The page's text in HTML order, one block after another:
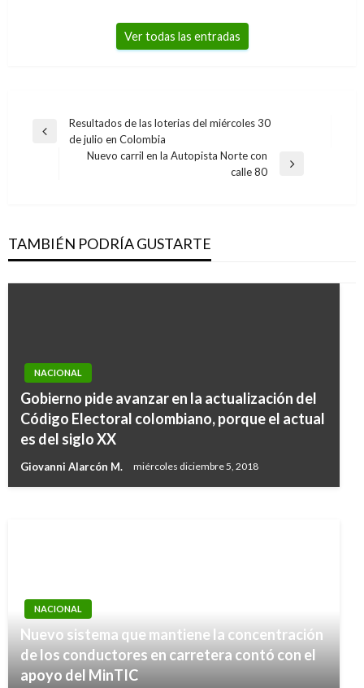
Ver todas las entradas
Navegación
Entrada
Resultados de las loterias del miércoles 30
de julio en Colombia
Nuevo carril en la Autopista Norte con
calle 80
TAMBIÉN PODRÍA GUSTARTE
NACIONAL
Gobierno pide avanzar en la actualización del
Código Electoral colombiano, porque el actual
es del siglo XX
Giovanni Alarcón M. miércoles diciembre 5, 2018
NACIONAL
NACIONAL
Nuevo sistema que mantiene la concentración
de los conductores en carretera contó con el
apoyo del MinTIC